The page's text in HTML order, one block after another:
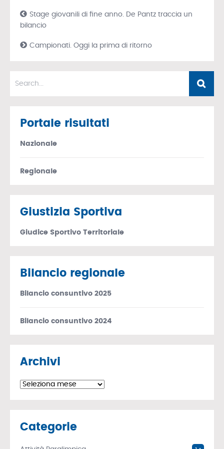
Stage giovanili di fine anno. De Pantz traccia un
bilancio
Campionati. Oggi la prima di ritorno
Portale risultati
Nazionale
Regionale
Giustizia Sportiva
Giudice Sportivo Territoriale
Bilancio regionale
Bilancio consuntivo 2025
Bilancio consuntivo 2024
Archivi
Archivi
Categorie